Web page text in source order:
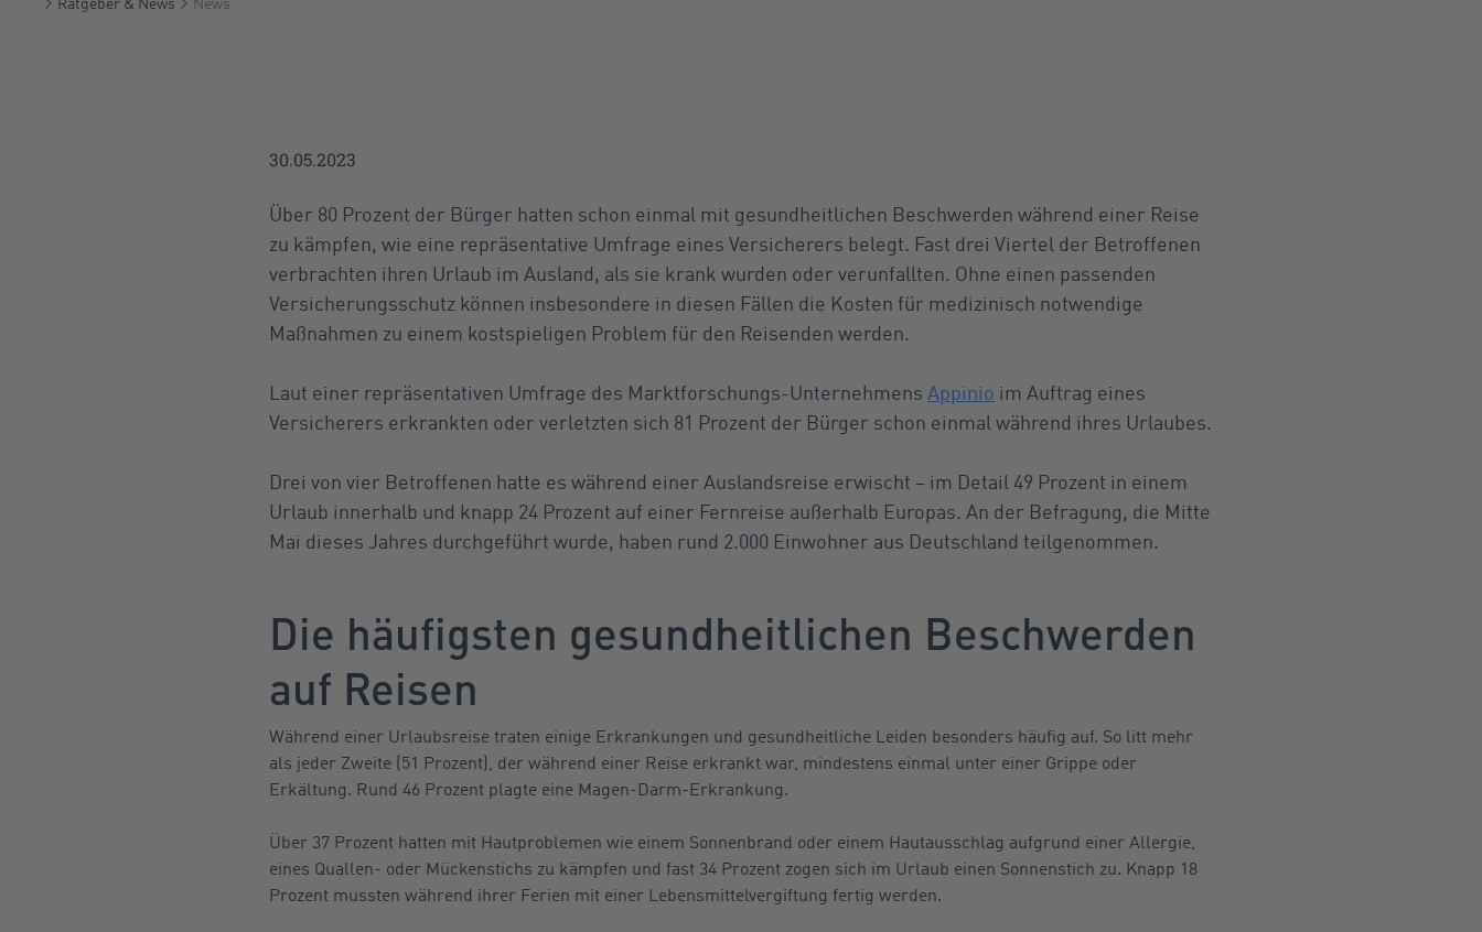
30.05.2023
Über 80 Prozent der Bürger hatten schon einmal mit gesundheitlichen Beschwerden während einer Reise
zu kämpfen, wie eine repräsentative Umfrage eines Versicherers belegt. Fast drei Viertel der Betroffenen
verbrachten ihren Urlaub im Ausland, als sie krank wurden oder verunfallten. Ohne einen passenden
Versicherungsschutz können insbesondere in diesen Fällen die Kosten für medizinisch notwendige
Maßnahmen zu einem kostspieligen Problem für den Reisenden werden.
Laut einer repräsentativen Umfrage des Marktforschungs-Unternehmens Appinio im Auftrag eines
Versicherers erkrankten oder verletzten sich 81 Prozent der Bürger schon einmal während ihres Urlaubes.
Drei von vier Betroffenen hatte es während einer Auslandsreise erwischt – im Detail 49 Prozent in einem
Urlaub innerhalb und knapp 24 Prozent auf einer Fernreise außerhalb Europas. An der Befragung, die Mitte
Mai dieses Jahres durchgeführt wurde, haben rund 2.000 Einwohner aus Deutschland teilgenommen.
Die häufigsten gesundheitlichen Beschwerden
auf Reisen
Während einer Urlaubsreise traten einige Erkrankungen und gesundheitliche Leiden besonders häufig auf. So litt mehr
als jeder Zweite (51 Prozent), der während einer Reise erkrankt war, mindestens einmal unter einer Grippe oder
Erkältung. Rund 46 Prozent plagte eine Magen-Darm-Erkrankung.
Über 37 Prozent hatten mit Hautproblemen wie einem Sonnenbrand oder einem Hautausschlag aufgrund einer Allergie,
eines Quallen- oder Mückenstichs zu kämpfen und fast 34 Prozent zogen sich im Urlaub einen Sonnenstich zu. Knapp 18
Prozent mussten während ihrer Ferien mit einer Lebensmittelvergiftung fertig werden.